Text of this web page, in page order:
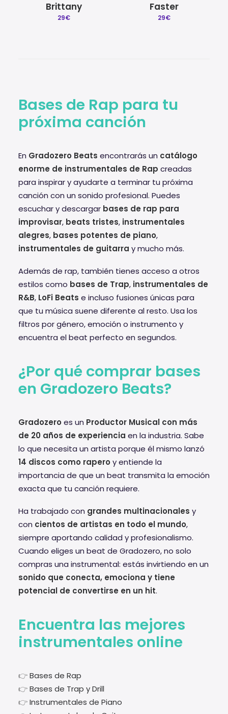
Brittany
29€
Faster
29€
Bases de Rap para tu
próxima canción
En Gradozero Beats encontrarás un catálogo
enorme de instrumentales de Rap creadas
para inspirar y ayudarte a terminar tu próxima
canción con un sonido profesional. Puedes
escuchar y descargar bases de rap para
improvisar, beats tristes, instrumentales
alegres, bases potentes de piano,
instrumentales de guitarra y mucho más.
Además de rap, también tienes acceso a otros
estilos como bases de Trap, instrumentales de
R&B, LoFi Beats e incluso fusiones únicas para
que tu música suene diferente al resto. Usa los
filtros por género, emoción o instrumento y
encuentra el beat perfecto en segundos.
¿Por qué comprar bases
en Gradozero Beats?
Gradozero es un Productor Musical con más
de 20 años de experiencia en la industria. Sabe
lo que necesita un artista porque él mismo lanzó
14 discos como rapero y entiende la
importancia de que un beat transmita la emoción
exacta que tu canción requiere.
Ha trabajado con grandes multinacionales y
con cientos de artistas en todo el mundo,
siempre aportando calidad y profesionalismo.
Cuando eliges un beat de Gradozero, no solo
compras una instrumental: estás invirtiendo en un
sonido que conecta, emociona y tiene
potencial de convertirse en un hit.
Encuentra las mejores
instrumentales online
👉Bases de Rap
👉Bases de Trap y Drill
👉Instrumentales de Piano